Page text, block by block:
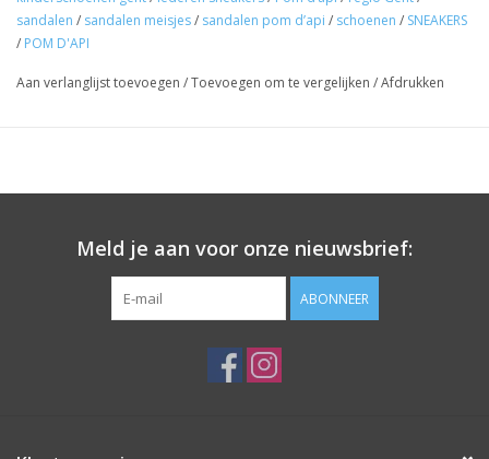
sandalen / sandalen meisjes/ sandalen pom d’api / schoenen / SNEAKERS
/ POM D'API
Aan verlanglijst toevoegen /Toevoegen om te vergelijken /Afdrukken
Meld je aan voor onze nieuwsbrief:
ABONNEER